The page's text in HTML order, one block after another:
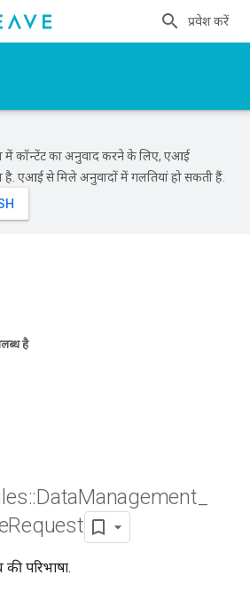
प्रवेश करें
में कॉन्टेंट का अनुवाद करने के लिए, एआई
है. एआई से मिले अनुवादों में गलतियां हो सकती हैं.
है
::DataManagement
Request
परिभाषा.